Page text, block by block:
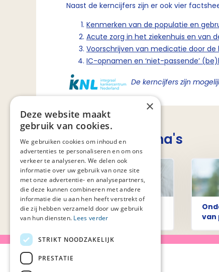
Naast de kerncijfers zijn er ook vier
Kenmerken van de populatie en
Acute zorg in het ziekenhuis en van
Voorschrijven van medicatie door de
IC-opnamen en ‘niet-passende’
De kerncijfers zijn
Gerelateerde thema's
Leren en Verbeteren in de
Palliatieve Zorg (LeVePZ)
van
×
Deze website maakt
gebruik van cookies.
We gebruiken cookies om inhoud en
advertenties te personaliseren en om ons
verkeer te analyseren. We delen ook
informatie over uw gebruik van onze site
met onze advertentie- en analysepartners,
die deze kunnen combineren met andere
informatie die u aan hen heeft verstrekt of
die zij hebben verzameld door uw gebruik
van hun diensten. Lees verder
STRIKT NOODZAKELIJK
PRESTATIE